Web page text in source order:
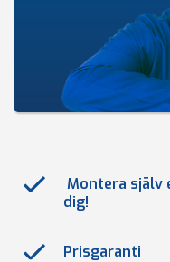
Montera själv
dig!
Prisgaranti